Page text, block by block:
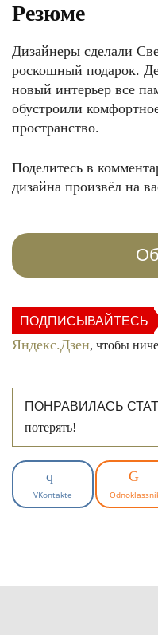
Резюме
Дизайнеры сделали
роскошный подарок.
новый интерьер все
обустроили
пространство.
Поделитесь в
дизайна произвёл на
ПОДПИСЫВАЙТЕСЬ
Яндекс.Дзен, чтобы
ПОНРАВИЛАСЬ
потерять!
VKontakte